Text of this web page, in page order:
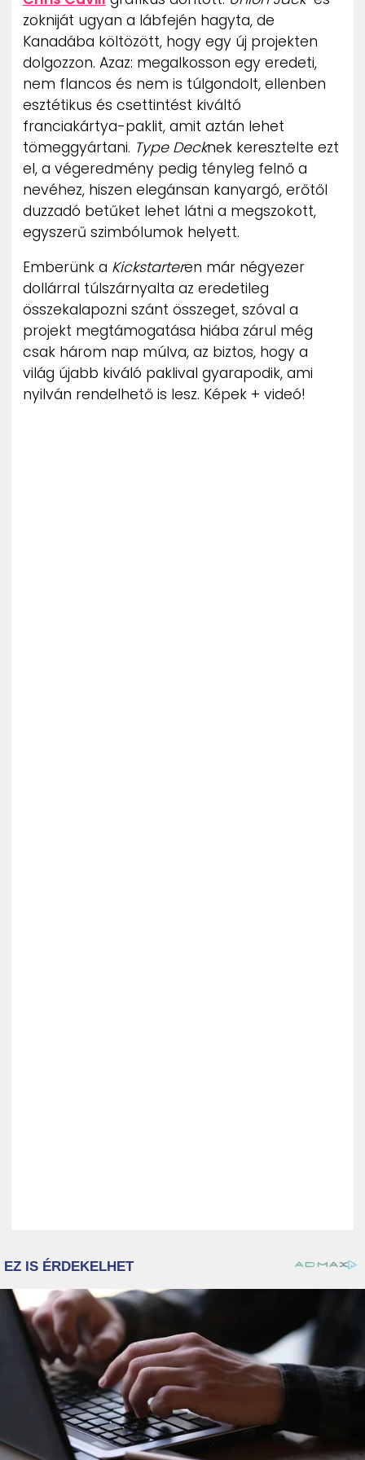
ZENE
MÉDIAAJÁNLAT
IMPRESSZUM
PR-ARCHÍVUM
ADATKEZELÉSI TÁJÉKOZTATÓ
zokniját ugyan a lábfején hagyta, de
Kanadába költözött, hogy egy új projekten
dolgozzon. Azaz: megalkosson egy eredeti,
nem flancos és nem is túlgondolt, ellenben
esztétikus és csettintést kiváltó
franciakártya-paklit, amit aztán lehet
tömeggyártani. Type Decknek keresztelte ezt
el, a végeredmény pedig tényleg felnő a
nevéhez, hiszen elegánsan kanyargó, erőtől
duzzadó betűket lehet látni a megszokott,
egyszerű szimbólumok helyett.
Emberünk a Kickstarteren már négyezer
dollárral túlszárnyalta az eredetileg
összekalapozni szánt összeget, szóval a
projekt megtámogatása hiába zárul még
csak három nap múlva, az biztos, hogy a
világ újabb kiváló paklival gyarapodik, ami
nyilván rendelhető is lesz. Képek + videó!